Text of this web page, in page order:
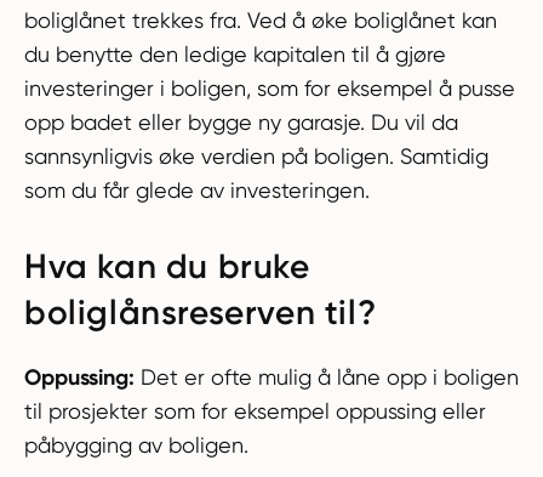
boliglånet trekkes fra. Ved å øke boliglånet kan
du benytte den ledige kapitalen til å gjøre
investeringer i boligen, som for eksempel å pusse
opp badet eller bygge ny garasje. Du vil da
sannsynligvis øke verdien på boligen. Samtidig
som du får glede av investeringen.
Hva kan du bruke
boliglånsreserven til?
Oppussing: Det er ofte mulig å låne opp i boligen
til prosjekter som for eksempel oppussing eller
påbygging av boligen.